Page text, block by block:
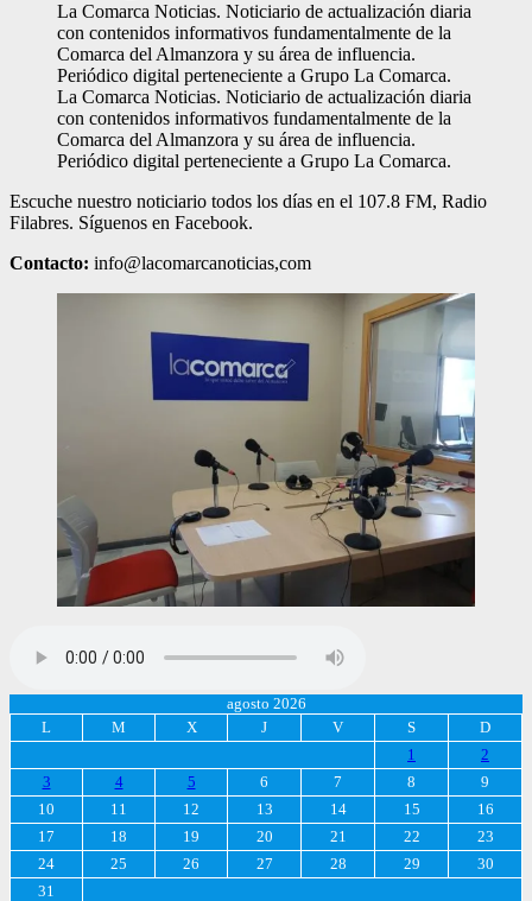
La Comarca Noticias. Noticiario de actualización diaria
con contenidos informativos fundamentalmente de la
Comarca del Almanzora y su área de influencia.
Periódico digital perteneciente a Grupo La Comarca.
La Comarca Noticias. Noticiario de actualización diaria
con contenidos informativos fundamentalmente de la
Comarca del Almanzora y su área de influencia.
Periódico digital perteneciente a Grupo La Comarca.
Escuche nuestro noticiario todos los días en el 107.8 FM, Radio
Filabres. Síguenos en Facebook.
Contacto: info@lacomarcanoticias,com
agosto 2026
L
M X J V S
D
1
2
3
4 5 6 7 8
9
10
11 12 13 14 15
16
17
18 19 20 21 22
23
24
25 26 27 28 29
30
31